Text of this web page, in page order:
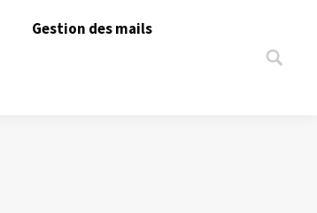
Gestion des mails
Search: